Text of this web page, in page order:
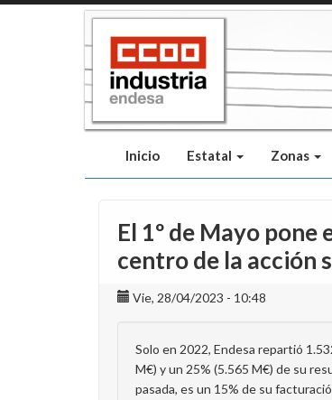
Inicio Estatal Zonas
El 1º de Mayo
centro de la acción
Vie, 28/04/2023 - 10:48
Solo en 2022, Endesa repartió
M€) y un 25% (5.565 M€) de su
pasada, es un 15% de su